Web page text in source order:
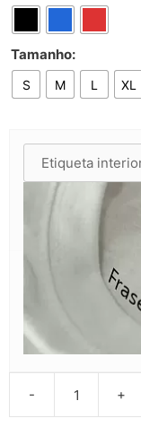
Tamanho:
S M L XL
- +